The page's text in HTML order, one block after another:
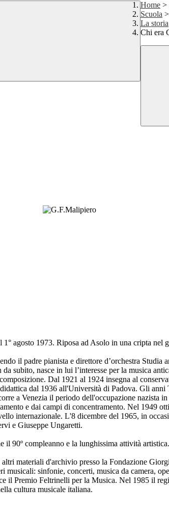
Home >
Scuola >
La storia
Chi era
agosto 1973. Riposa ad Asolo in una cripta nel
il padre pianista e direttore d’orchestra
subito, nasce in lui l’interesse per la musica
Dal 1921 al 1924 insegna al
dal 1936 all'Università di Padova. Gli
a Venezia il periodo dell'occupazione
e dai campi di concentramento. Nel 1949
internazionale. L'8 dicembre del 1965, in
e Giuseppe Ungaretti.
90º compleanno e la lunghissima attività
materiali d'archivio presso la Fondazione
sinfonie, concerti, musica da camera,
il Premio Feltrinelli per la Musica. Nel 1985 il
cultura musicale italiana.